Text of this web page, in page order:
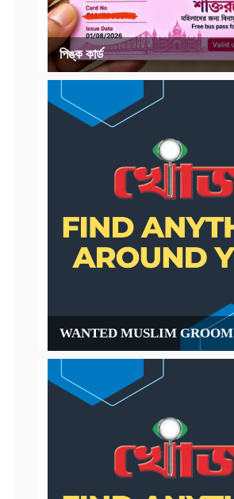
পিঙ্ক কার্ড
WANTED MUSLIM GROOM